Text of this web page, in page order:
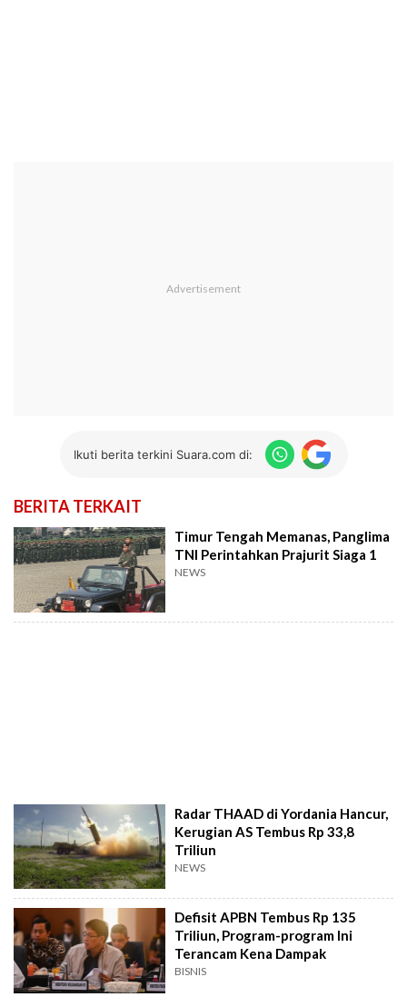
Ikuti berita terkini Suara.com di:
BERITA TERKAIT
Timur Tengah Memanas, Panglima
TNI Perintahkan Prajurit Siaga 1
NEWS
Radar THAAD di Yordania Hancur,
Kerugian AS Tembus Rp 33,8
Triliun
NEWS
Defisit APBN Tembus Rp 135
Triliun, Program-program Ini
Terancam Kena Dampak
BISNIS